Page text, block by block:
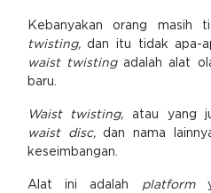
Kebanyakan orang
twisting, dan itu tidak apa-
waist twisting adalah alat
baru.
Waist twisting, atau yang
waist disc,dan nama
keseimbangan.
Alat ini adalah platform